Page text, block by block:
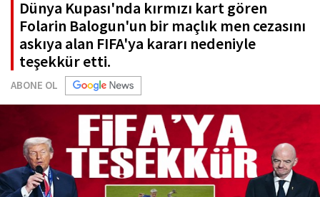
Dünya Kupası'nda kırmızı kart gören
Folarin Balogun'un bir maçlık men cezasını
askıya alan FIFA'ya kararı nedeniyle
teşekkür etti.
ABONE OL